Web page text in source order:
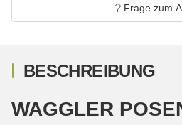
Frage zum
BESCHREIBUNG
WAGGLER